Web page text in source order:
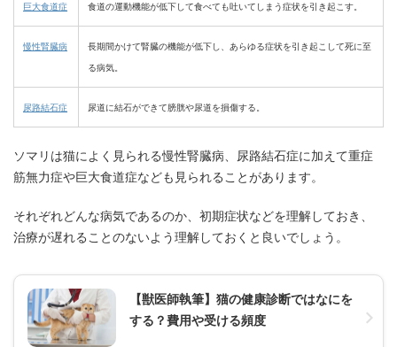
巨大食道症 食道の運動機能が低下して食べても吐いてしまう症状を引き起こす。
慢性腎臓病
長期間かけて腎臓の機能が低下し、あらゆる症状を引き起こして死に至
る病気。
尿路結石症 尿道に結石ができて膀胱や尿道を損傷する。
ソマリは猫によく見られる慢性腎臓病、尿路結石症に加えて重症
筋無力症や巨大食道症なども見られることがあります。
それぞれどんな病気であるのか、初期症状などを理解しておき、
治療が遅れることのないよう理解しておくと良いでしょう。
【獣医師執筆】猫の健康診断ではなにを
する？費用や受ける頻度